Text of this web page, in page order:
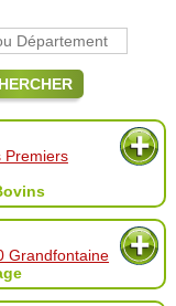
Premiers
Grandfontaine